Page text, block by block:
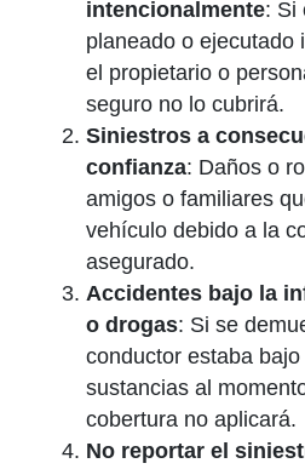
intencionalmente: Si
planeado o ejecutado
el propietario o
seguro no lo cubrirá.
Siniestros a
confianza: Daños o
amigos o familiares
vehículo debido a la
asegurado.
Accidentes bajo la
o drogas: Si se
conductor estaba
sustancias al
cobertura no aplicará.
No reportar el